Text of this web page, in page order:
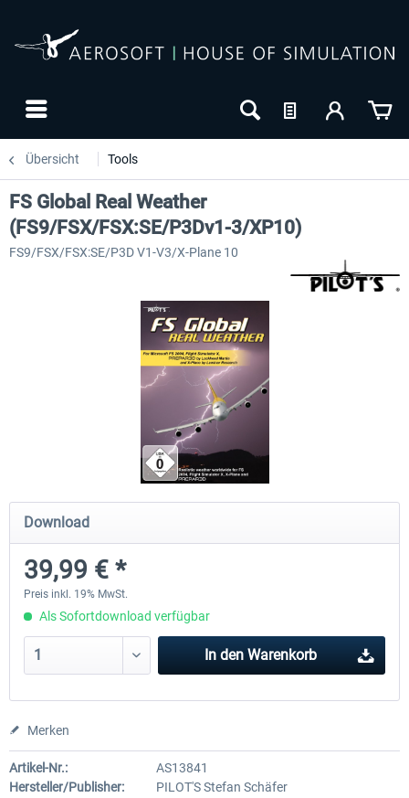
Übersicht Tools
Ultimate Traffic Live
FS Global Real Weather
(FS9/FSX/FSX:SE/P3Dv1-3/XP10)
FS9/FSX/FSX:SE/P3D V1-V3/X-Plane 10
Download
39,99 € *
Preis inkl. 19% MwSt.
Als Sofortdownload verfügbar
In den Warenkorb
Merken
Artikel-Nr.:
AS13841
Hersteller/Publisher:
PILOT'S Stefan Schäfer